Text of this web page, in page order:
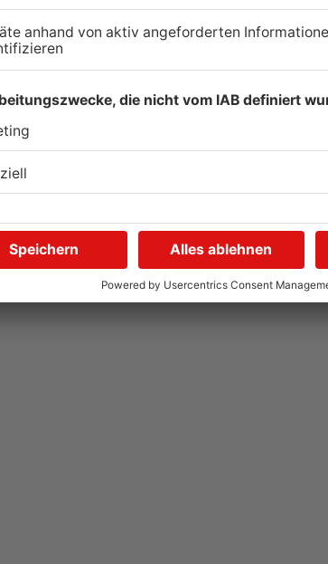
Autofahrerin mit drei
31.07.2026, 11:45 UHR IN KREIS MILTENBERG